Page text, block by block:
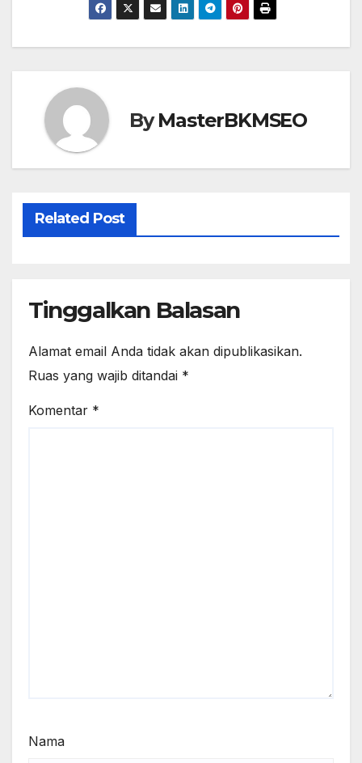
e
o
o
k
st
o
o
n
ail ar
e
ByMasterBKMSEO
Related Post
Tinggalkan Balasan
Alamat email Anda tidak akan dipublikasikan.
Ruas yang wajib ditandai *
Komentar *
Nama